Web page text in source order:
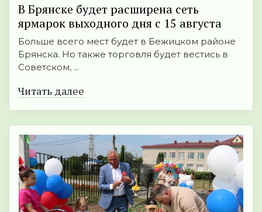
В Брянске будет расширена сеть
ярмарок выходного дня с 15 августа
Больше всего мест будет в Бежицком районе
Брянска. Но также торговля будет вестись в
Советском, ...
Читать далее